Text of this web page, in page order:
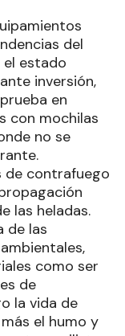
del
estado
inversión,
en
con mochilas
no se
de contrafuego
las heladas.
de las
como ser
de
la vida de
el humo y